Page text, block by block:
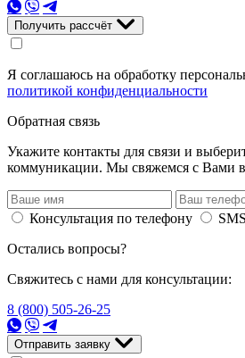
Получить рассчёт
Я соглашаюсь на обработку
политикой конфиденциальности
Обратная связь
Укажите контакты для связи и
коммуникации. Мы свяжемся с Вами
Консультация по телефону SMS
Остались вопросы?
Свяжитесь с нами для консультации:
8 (800) 505-26-25
Отправить заявку